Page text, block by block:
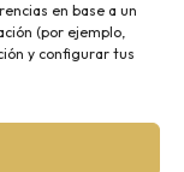
en base a un
(por ejemplo,
y configurar tus